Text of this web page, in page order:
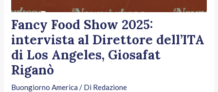
Fancy Food Show 2025:
intervista al Direttore dell’ITA
di Los Angeles, Giosafat
Riganò
Buongiorno America / Di Redazione